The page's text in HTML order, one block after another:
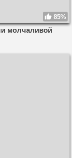
85%
молчаливой